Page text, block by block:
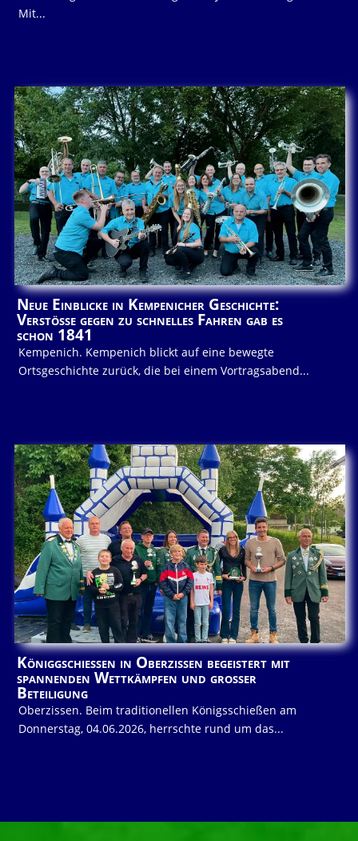
Mit...
Neue Einblicke in Kempenicher Geschichte:
Verstöße gegen zu schnelles Fahren gab es
schon 1841
Kempenich. Kempenich blickt auf eine bewegte
Ortsgeschichte zurück, die bei einem Vortragsabend...
Königgschießen in Oberzissen begeistert mit
spannenden Wettkämpfen und großer
Beteiligung
Oberzissen. Beim traditionellen Königsschießen am
Donnerstag, 04.06.2026, herrschte rund um das...